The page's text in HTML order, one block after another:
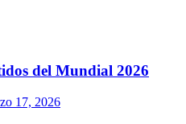
del Mundial 2026
17, 2026